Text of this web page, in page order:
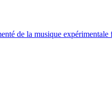
de la musique